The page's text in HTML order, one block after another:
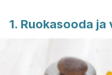
1. Ruokasooda ja